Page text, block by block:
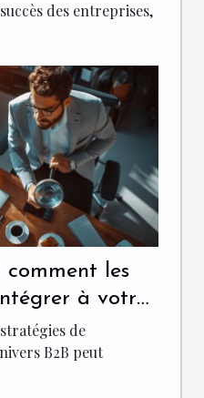
des entreprises,
comment les
à votre
de
B2B peut